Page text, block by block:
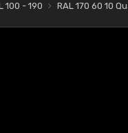
100 - 190 RAL 170 60 10